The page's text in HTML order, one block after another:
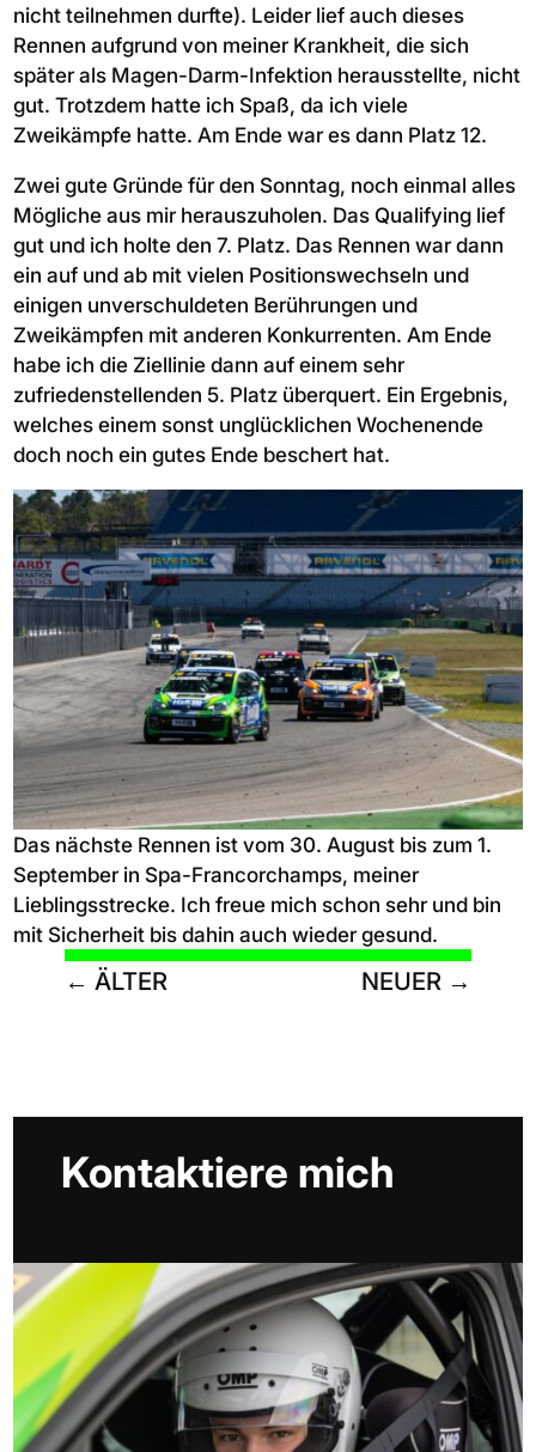
nicht teilnehmen durfte). Leider lief auch dieses
Rennen aufgrund von meiner Krankheit, die sich
später als Magen-Darm-Infektion herausstellte, nicht
gut. Trotzdem hatte ich Spaß, da ich viele
Zweikämpfe hatte. Am Ende war es dann Platz 12.
Zwei gute Gründe für den Sonntag, noch einmal alles
Mögliche aus mir herauszuholen. Das Qualifying lief
gut und ich holte den 7. Platz. Das Rennen war dann
ein auf und ab mit vielen Positionswechseln und
einigen unverschuldeten Berührungen und
Zweikämpfen mit anderen Konkurrenten. Am Ende
habe ich die Ziellinie dann auf einem sehr
zufriedenstellenden 5. Platz überquert. Ein Ergebnis,
welches einem sonst unglücklichen Wochenende
doch noch ein gutes Ende beschert hat.
Das nächste Rennen ist vom 30. August bis zum 1.
September in Spa-Francorchamps, meiner
Lieblingsstrecke. Ich freue mich schon sehr und bin
mit Sicherheit bis dahin auch wieder gesund.
← ÄLTER NEUER →
Kontaktiere mich